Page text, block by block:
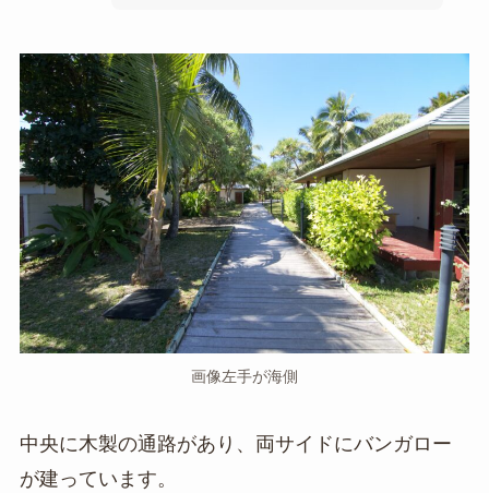
画像左手が海側
中央に木製の通路があり、両サイドにバンガロー
が建っています。